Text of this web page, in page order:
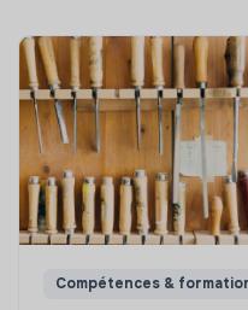
Compétences &